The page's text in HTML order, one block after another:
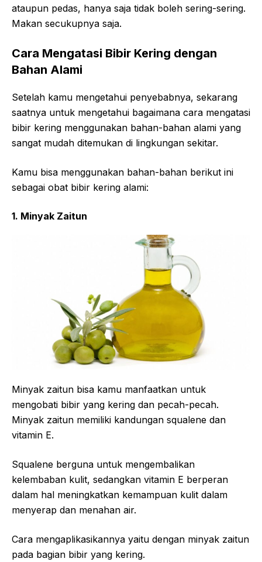
ataupun pedas, hanya saja tidak boleh sering-sering.
Makan secukupnya saja.
Cara Mengatasi Bibir Kering dengan
Bahan Alami
Setelah kamu mengetahui penyebabnya, sekarang
saatnya untuk mengetahui bagaimana cara mengatasi
bibir kering menggunakan bahan-bahan alami yang
sangat mudah ditemukan di lingkungan sekitar.
Kamu bisa menggunakan bahan-bahan berikut ini
sebagai obat bibir kering alami:
1. Minyak Zaitun
Minyak zaitun bisa kamu manfaatkan untuk
mengobati bibir yang kering dan pecah-pecah.
Minyak zaitun memiliki kandungan squalene dan
vitamin E.
Squalene berguna untuk mengembalikan
kelembaban kulit, sedangkan vitamin E berperan
dalam hal meningkatkan kemampuan kulit dalam
menyerap dan menahan air.
Cara mengaplikasikannya yaitu dengan minyak zaitun
pada bagian bibir yang kering.